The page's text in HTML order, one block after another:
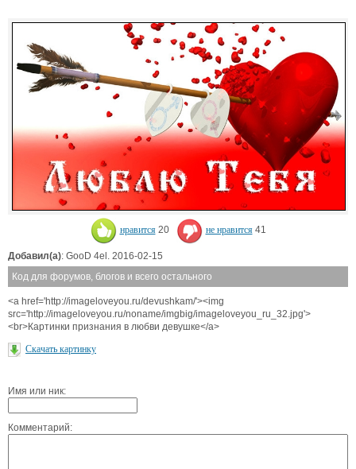
нравится 20 не нравится 41
Добавил(а): GooD 4el. 2016-02-15
Код для форумов, блогов и всего остального
<a href='http://imageloveyou.ru/devushkam/'><img
src='http://imageloveyou.ru/noname/imgbig/imageloveyou_ru_32.jpg'>
<br>Картинки признания в любви девушке</a>
Скачать картинку
Имя или ник:
Комментарий: